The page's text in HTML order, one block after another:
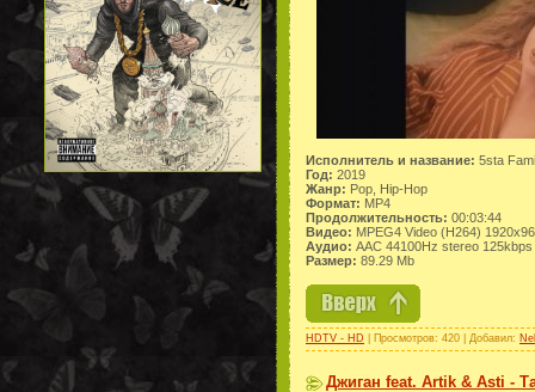
Исполнитель и название: 5sta
Год: 2019
Жанр: Pop, Hip-Hop
Формат: MP4
Продолжительность: 00:03:44
Видео: MPEG4 Video (H264)
Аудио: AAC 44100Hz stereo 125kbps
Размер: 89.29 Mb
HDTV - HD | Просмотров: 420 | Добавил:
Джиган feat. Artik & Asti -